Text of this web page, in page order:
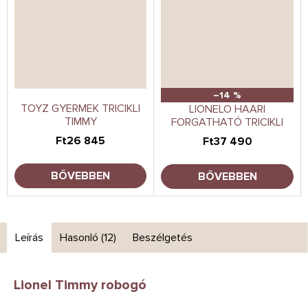
TOYZ GYERMEK TRICIKLI
TIMMY
Ft26 845
BŐVEBBEN
–14 %
LIONELO HAARI
FORGATHATÓ TRICIKLI
Ft37 490
BŐVEBBEN
Leírás Hasonló (12) Beszélgetés
Lionel Timmy robogó